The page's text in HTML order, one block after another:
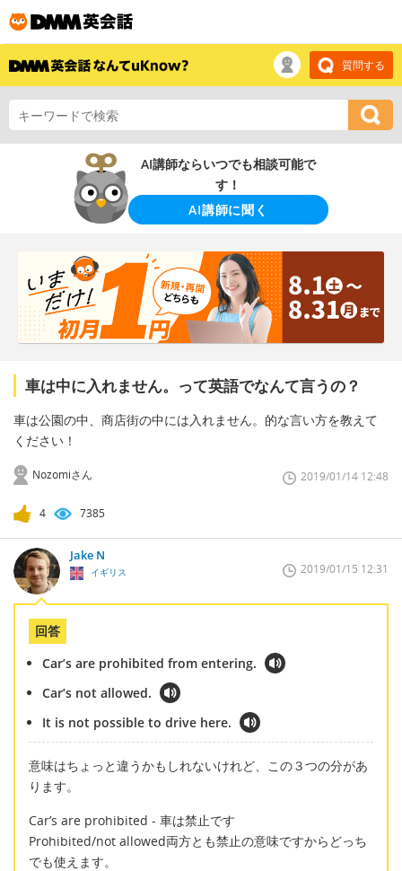
質問する
AI講師ならいつでも相談可能で
す！
AI講師に聞く
車は中に入れません。って英語でなんて言うの？
車は公園の中、商店街の中には入れません。的な言い方を教えて
ください！
Nozomiさん 2019/01/14 12:48
4 7385
Jake N
イギリス 2019/01/15 12:31
回答
Car’s are prohibited from entering.
Car’s not allowed.
It is not possible to drive here.
意味はちょっと違うかもしれないけれど、この３つの分があ
ります。
Car’s are prohibited - 車は禁止です
Prohibited/not allowed両方とも禁止の意味ですからどっち
でも使えます。